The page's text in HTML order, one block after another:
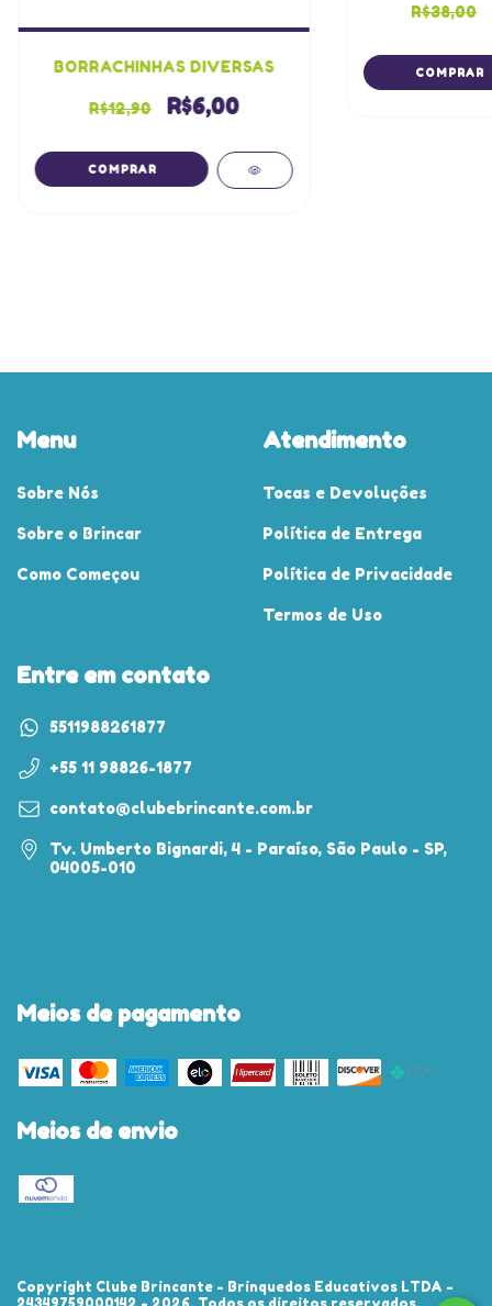
BORRACHINHAS DIVERSAS
R$12,90 R$6,00
R$38,00
Menu
Sobre Nós
Sobre o Brincar
Como Começou
Atendimento
Tocas e Devoluções
Política de Entrega
Política de Privacidade
Termos de Uso
Entre em contato
5511988261877
+55 11 98826-1877
contato@clubebrincante.com.br
Tv. Umberto Bignardi, 4 - Paraíso, São Paulo - SP,
04005-010
Meios de pagamento
Meios de envio
Copyright Clube Brincante - Brinquedos Educativos LTDA -